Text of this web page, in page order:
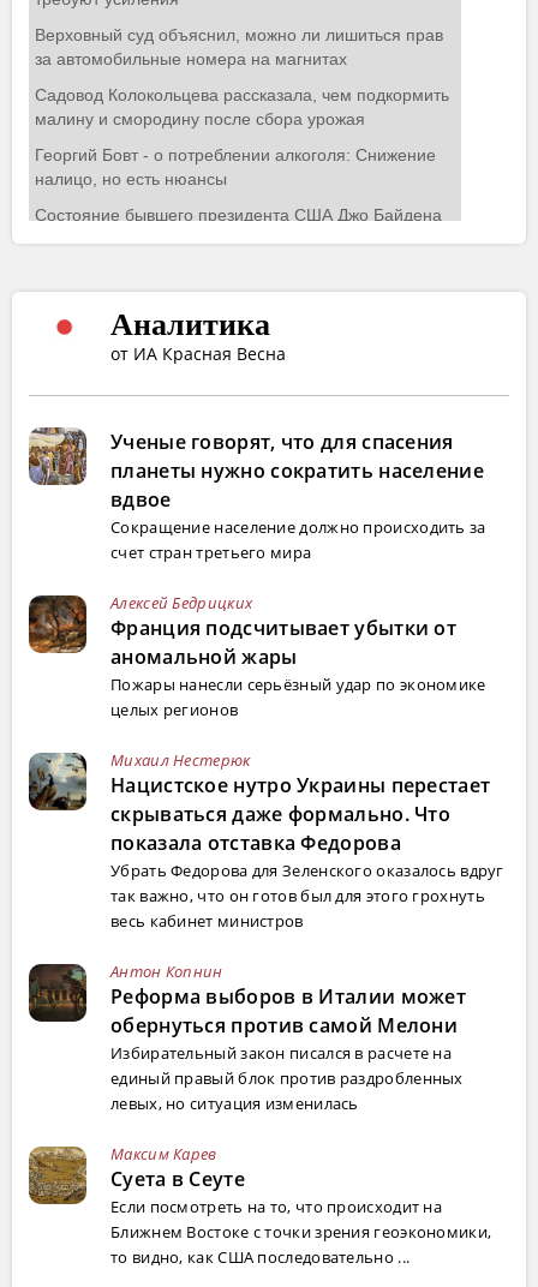
Аналитика
от ИА Красная Весна
Ученые говорят, что для спасения
планеты нужно сократить население
вдвое
Сокращение население должно происходить за
счет стран третьего мира
Алексей Бедрицких
Франция подсчитывает убытки от
аномальной жары
Пожары нанесли серьёзный удар по экономике
целых регионов
Михаил Нестерюк
Нацистское нутро Украины перестает
скрываться даже формально. Что
показала отставка Федорова
Убрать Федорова для Зеленского оказалось вдруг
так важно, что он готов был для этого грохнуть
весь кабинет министров
Антон Копнин
Реформа выборов в Италии может
обернуться против самой Мелони
Избирательный закон писался в расчете на
единый правый блок против раздробленных
левых, но ситуация изменилась
Максим Карев
Суета в Сеуте
Если посмотреть на то, что происходит на
Ближнем Востоке с точки зрения геоэкономики,
то видно, как США последовательно ...